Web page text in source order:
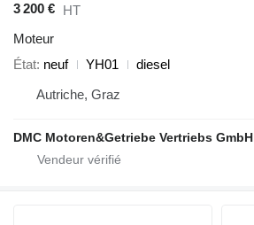
3 200 € HT
Moteur
État neuf YH01
diesel
Autriche, Graz
DMC Motoren&Getriebe Vertriebs GmbH